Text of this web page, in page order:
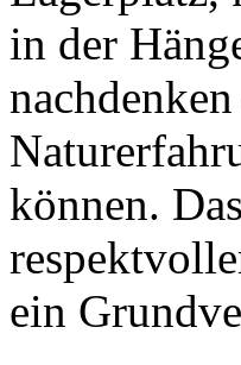
in der
können.
ein